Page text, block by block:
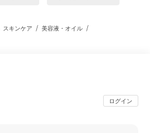
スキンケア / 美容液・オイル /
ログイン